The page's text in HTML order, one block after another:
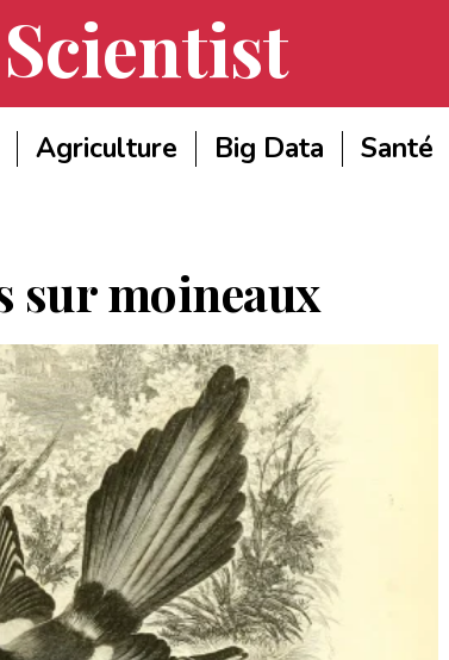
Scientist
Agriculture Big Data Santé
surmoineaux